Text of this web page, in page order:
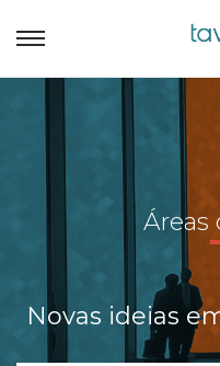
Áreas
Novas ideias